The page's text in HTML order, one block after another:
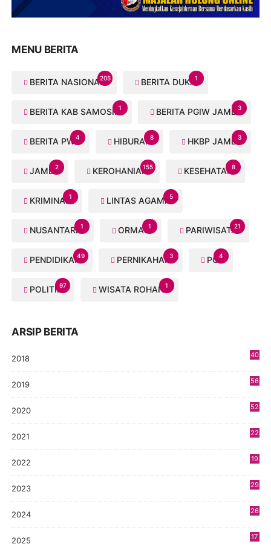
MENU BERITA
BERITA NASIONAL205 BERITA DUKA1
BERITA KAB SAMOSIR1 BERITA PGIW JAMBI3
BERITA PWI4 HIBURAN8 HKBP JAMBI3
JAMBI2 KEROHANIAN155 KESEHATAN8
KRIMINAL1 LINTAS AGAMA5
NUSANTARA1 ORMAS1 PARIWISATA21
PENDIDIKAN49 PERNIKAHAN3 PGI4
POLITIK97 WISATA ROHANI1
ARSIP BERITA
2018
40
2019
56
2020
52
2021
22
2022
19
2023
29
2024
26
2025
17